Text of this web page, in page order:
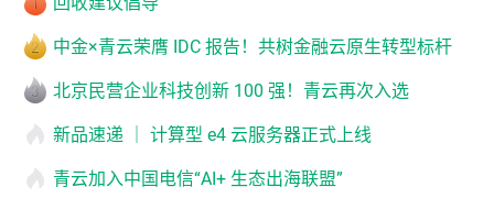
中金×青云荣膺 IDC 报告！共树金融云原生转型标杆
北京民营企业科技创新 100 强！青云再次入选
新品速递 ｜ 计算型 e4 云服务器正式上线
青云加入中国电信“AI+ 生态出海联盟”